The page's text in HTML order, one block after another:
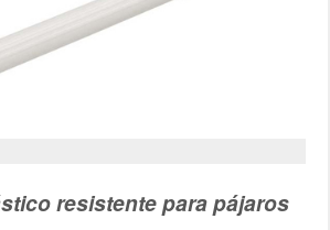
resistente para pájaros